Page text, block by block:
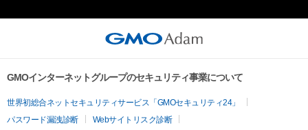
GMOインターネットグループのセキュリティ事業について
世界初総合ネットセキュリティサービス「GMOセキュリティ24」
パスワード漏洩診断
Webサイトリスク診断